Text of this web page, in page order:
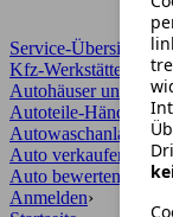
Service-Übersicht
Kfz-Werkstätten
Autohäuser und
Autoteile-Händler
Autowaschanlagen
Auto verkaufen
Auto bewerten
Anmelden›